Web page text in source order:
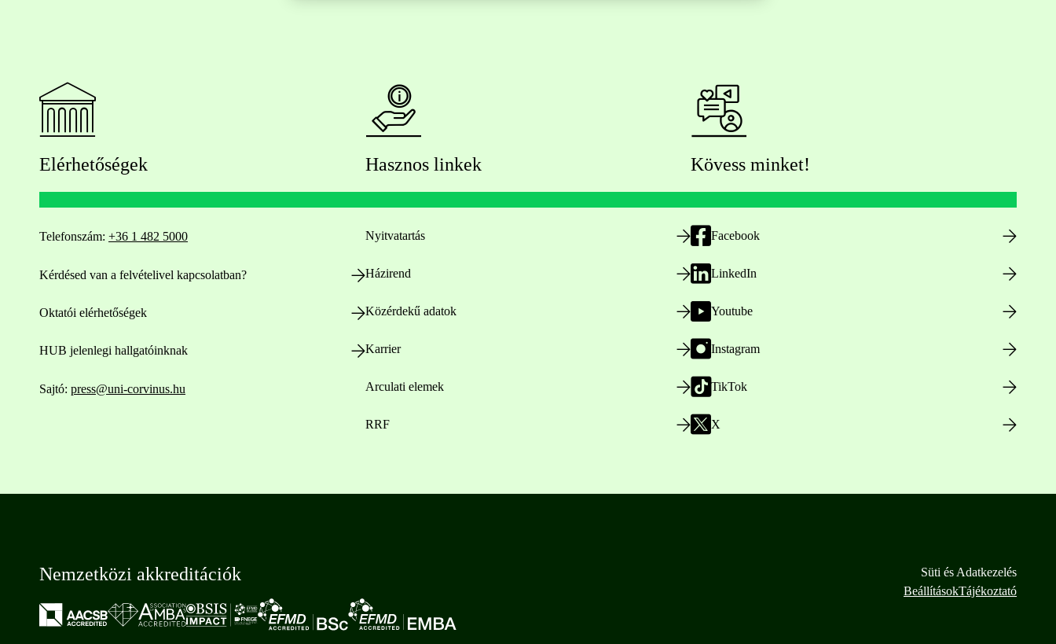
Elérhetőségek
Telefonszám: +36 1 482 5000
Kérdésed van a felvételivel kapcsolatban?
Oktatói elérhetőségek
HUB jelenlegi hallgatóinknak
Sajtó: press@uni-corvinus.hu
Hasznos linkek
Nyitvatartás
Házirend
Közérdekű adatok
Karrier
Arculati elemek
RRF
Kövess minket!
Facebook
LinkedIn
Youtube
Instagram
TikTok
X
Nemzetközi akkreditációk
Süti és Adatkezelés
BeállításokTájékoztató